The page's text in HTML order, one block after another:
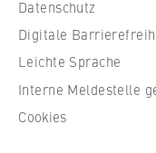
h
a
f
t
n
Datenschutz
Digitale
Leichte Sprache
Interne Meldestelle
Cookies